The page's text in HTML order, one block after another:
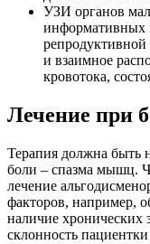
УЗИ органов
информативных
и взаимное
кровотока,
Лечение при
Терапия должна быть
боли – спазма мышц.
лечение
факторов, например,
наличие хронических
склонность